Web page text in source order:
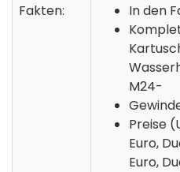
Fakten:
In den
M24-
Preise
Euro,
Euro,